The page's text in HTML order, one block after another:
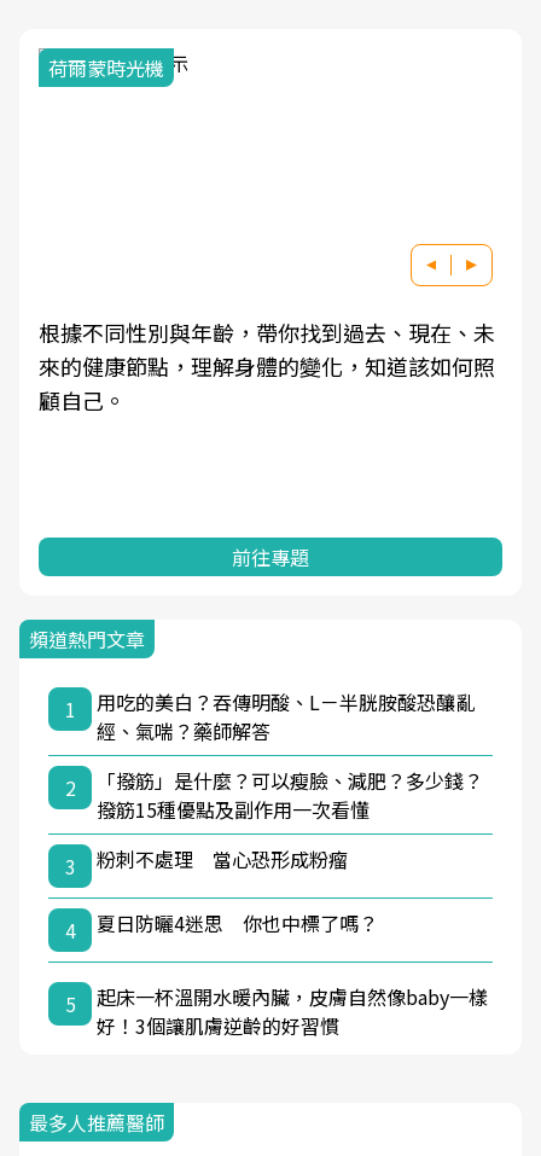
荷爾蒙時光機
根據不同性別與年齡，帶你找到過去、現在、未
來的健康節點，理解身體的變化，知道該如何照
顧自己。
前往專題
頻道熱門文章
1
用吃的美白？吞傳明酸、L－半胱胺酸恐釀亂
經、氣喘？藥師解答
2
「撥筋」是什麼？可以瘦臉、減肥？多少錢？
撥筋15種優點及副作用一次看懂
3
粉刺不處理 當心恐形成粉瘤
4 夏日防曬4迷思 你也中標了嗎？
5
起床一杯溫開水暖內臟，皮膚自然像baby一樣
好！3個讓肌膚逆齡的好習慣
最多人推薦醫師